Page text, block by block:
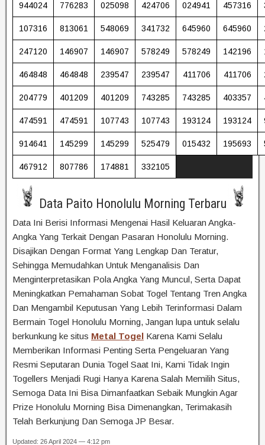
944024 776283 025098 424706 024941 457316
107316 813061 548069 341732 645960 645960
247120 146907 146907 578249 578249 142196
464848 464848 239547 239547 411706 411706
204779 401209 401209 743285 743285 403357
474591 474591 107743 107743 193124 193124
914641 145299 145299 525479 015432 195693
467912 807786 174881 332105
Data Paito Honolulu Morning Terbaru
Data Ini Berisi Informasi Mengenai Hasil Keluaran Angka-
Angka Yang Terkait Dengan Pasaran Honolulu Morning.
Disajikan Dengan Format Yang Lengkap Dan Teratur,
Sehingga Memudahkan Untuk Menganalisis Dan
Menginterpretasikan Pola Angka Yang Muncul, Serta Dapat
Meningkatkan Pemahaman Sobat Togel Tentang Tren Angka
Dan Mengambil Keputusan Yang Lebih Terinformasi Dalam
Bermain Togel Honolulu Morning, Jangan lupa untuk selalu
berkunkung ke situs Metal Togel Karena Kami Selalu
Memberikan Informasi Penting Serta Pengeluaran Yang
Resmi Seputaran Dunia Togel Saat Ini, Kami Tidak Ingin
Togellers Menjadi Rugi Hanya Karena Salah Memilih Situs,
Semoga Data Ini Bisa Dimanfaatkan Sebaik Mungkin Agar
Prize Honolulu Morning Bisa Dimenangkan, Terimakasih
Telah Berkunjung Dan Semoga JP Besar.
Updated: 26 April 2024 — 4:12 pm